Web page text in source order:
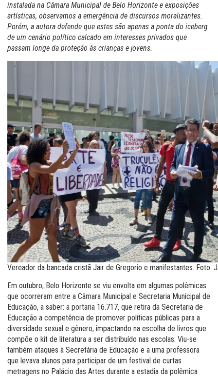
instalada na Câmara Municipal de Belo Horizonte e exposições
artísticas, observamos a emergência de discursos moralizantes.
Porém, a autora defende que estes são apenas a ponta do iceberg
de um cenário político calcado em interesses privados que
passam longe da proteção às crianças e jovens.
Vereador da bancada cristã Jair de Gregorio e manifestantes. Foto:
Em outubro, Belo Horizonte se viu envolta em algumas polêmicas
que ocorreram entre a Câmara Municipal e Secretaria Municipal de
Educação, a saber: a portaria 16.717, que retira da Secretaria de
Educação a competência de promover políticas públicas para a
diversidade sexual e gênero, impactando na escolha de livros que
compõe o kit de literatura a ser distribuído nas escolas. Viu-se
também ataques à Secretária de Educação e a uma professora
que levava alunos para participar de um festival de curtas
metragens no Palácio das Artes durante a estadia da polêmica